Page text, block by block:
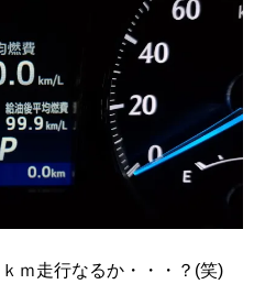
ｍ走行なるか・・・？(笑)